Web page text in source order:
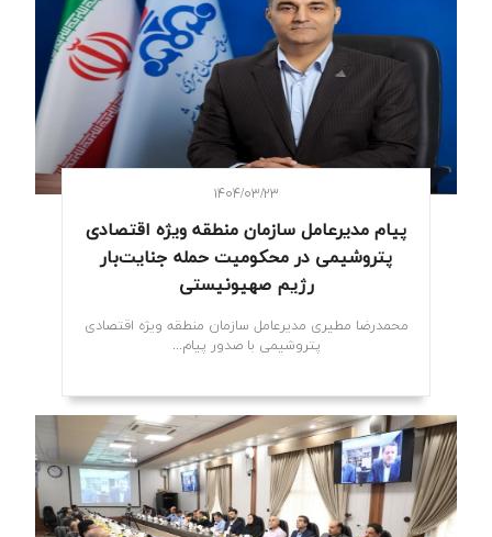
۱۴۰۴/۰۳/۲۳
پیام مدیرعامل سازمان منطقه ویژه اقتصادی
پتروشیمی در محکومیت حمله جنایت‌بار
رژیم صهیونیستی
محمدرضا مطیری مدیرعامل سازمان منطقه ویژه اقتصادی
پتروشیمی با صدور پیام...